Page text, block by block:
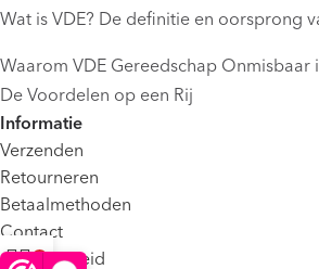
Wat is VDE? De definitie en oorsprong
Waarom VDE Gereedschap Onmisbaar
De Voordelen op een Rij
Informatie
Verzenden
Retourneren
Betaalmethoden
Contact
Privacybeleid